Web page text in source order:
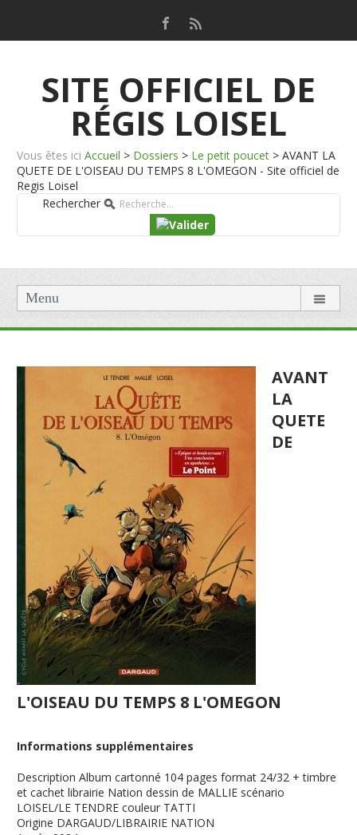
SITE OFFICIEL DE
RÉGIS LOISEL
Vous êtes ici Accueil > Dossiers > Le petit poucet > AVANT LA
QUETE DE L'OISEAU DU TEMPS 8 L'OMEGON - Site officiel de
Regis Loisel
Rechercher
Menu
AVANT
LA
QUETE
DE
L'OISEAU DU TEMPS 8 L'OMEGON
Informations supplémentaires
Description Album cartonné 104 pages format 24/32 + timbre
et cachet librairie Nation dessin de MALLIE scénario
LOISEL/LE TENDRE couleur TATTI
Origine DARGAUD/LIBRAIRIE NATION